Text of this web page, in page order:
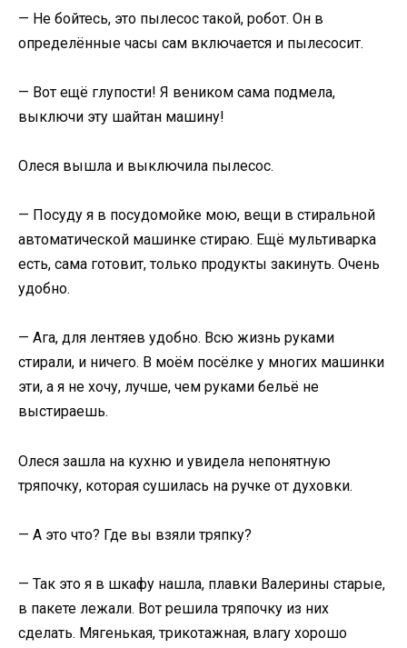
— Не бойтесь, это пылесос такой, робот. Он в
определённые часы сам включается и пылесосит.
— Вот ещё глупости! Я веником сама подмела,
выключи эту шайтан машину!
Олеся вышла и выключила пылесос.
— Посуду я в посудомойке мою, вещи в стиральной
автоматической машинке стираю. Ещё мультиварка
есть, сама готовит, только продукты закинуть. Очень
удобно.
— Ага, для лентяев удобно. Всю жизнь руками
стирали, и ничего. В моём посёлке у многих машинки
эти, а я не хочу, лучше, чем руками бельё не
выстираешь.
Олеся зашла на кухню и увидела непонятную
тряпочку, которая сушилась на ручке от духовки.
— А это что? Где вы взяли тряпку?
— Так это я в шкафу нашла, плавки Валерины старые,
в пакете лежали. Вот решила тряпочку из них
сделать. Мягенькая, трикотажная, влагу хорошо